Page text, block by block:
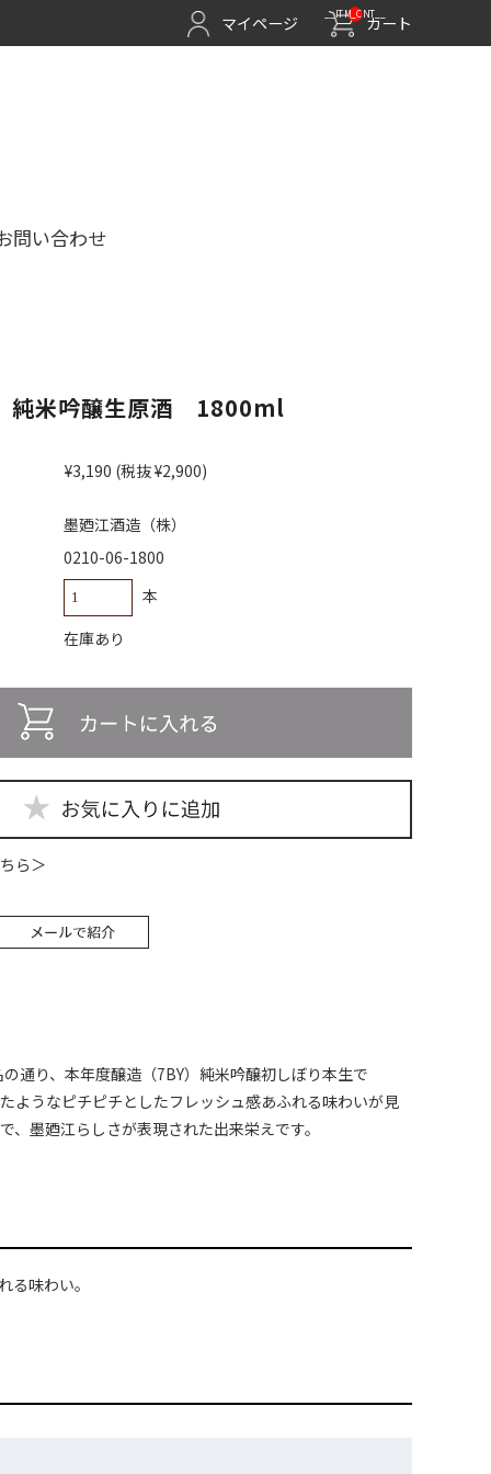
マイページ __ITM_CNT__カート
問い合わせ
米吟醸生原酒 1800ml
¥3,190 (税抜 ¥2,900)
墨廼江酒造（株）
0210-06-1800
本
在庫あり
ら
り、本年度醸造（7BY）純米吟醸初しぼり本生で
うなピチピチとしたフレッシュ感あふれる味わいが見
墨廼江らしさが表現された出来栄えです。
味わい。